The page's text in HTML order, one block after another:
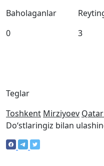
Teglar
Toshkent Mirziyoev
Baholaganlar
0
3
Doʻstlaringiz bilan